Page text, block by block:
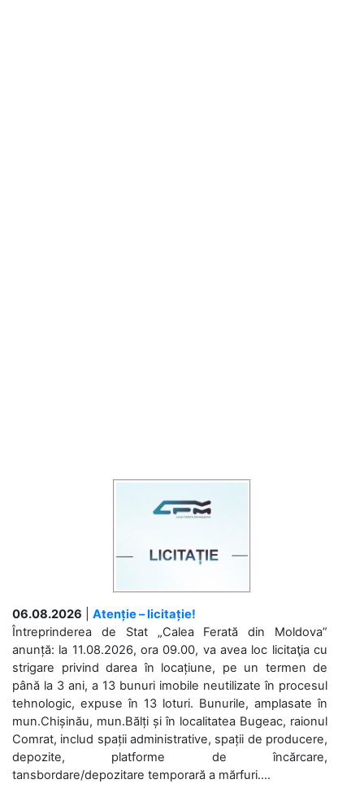
06.08.2026
Atenție – licitație!
Întreprinderea de Stat „Calea Ferată din Moldova”
anunță: la 11.08.2026, ora 09.00, va avea loc licitaţia cu
strigare privind darea în locațiune, pe un termen de
până la 3 ani, a 13 bunuri imobile neutilizate în procesul
tehnologic, expuse în 13 loturi. Bunurile, amplasate în
mun.Chișinău, mun.Bălți și în localitatea Bugeac, raionul
Comrat, includ spații administrative, spații de producere,
depozite, platforme de încărcare,
tansbordare/depozitare temporară a mărfuri....